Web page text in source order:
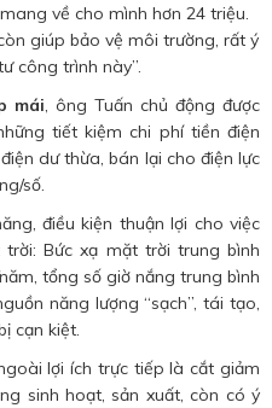
về cho mình hơn 24 triệu.
giúp bảo vệ môi trường, rất ý
công trình này”.
mái, ông Tuấn chủ động được
tiết kiệm chi phí tiền điện
dư thừa, bán lại cho điện lực
số.
điều kiện thuận lợi cho việc
Bức xạ mặt trời trung bình
tổng số giờ nắng trung bình
năng lượng “sạch”, tái tạo,
cạn kiệt.
lợi ích trực tiếp là cắt giảm
sinh hoạt, sản xuất, còn có ý